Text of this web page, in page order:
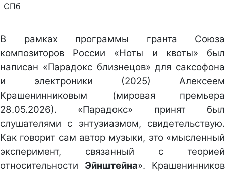
СПб
В рамках программы гранта Союза
композиторов России «Ноты и квоты» был
написан «Парадокс близнецов» для саксофона
и электроники (2025) Алексеем
Крашенинниковым (мировая премьера
28.05.2026). «Парадокс» принят был
слушателями с энтузиазмом, свидетельствую.
Как говорит сам автор музыки, это «мысленный
эксперимент, связанный с теорией
относительности Эйнштейна». Крашенинников